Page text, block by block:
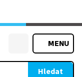
MENU
Hledat